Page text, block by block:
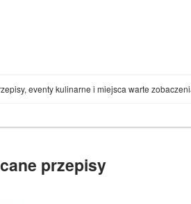
eventy kulinarne i miejsca warte
przepisy